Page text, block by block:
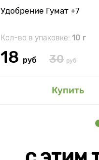
Удобрение Гумат +7
Кол-во в упаковке: 10 г
18 руб 30 руб
Купить